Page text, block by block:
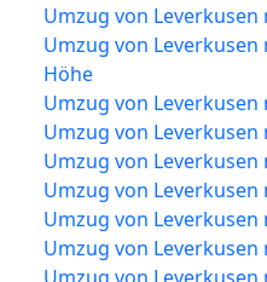
Umzug von
Umzug von
Höhe
Umzug von
Umzug von
Umzug von
Umzug von Leverkusen
Umzug von Leverkusen
Umzug von
Umzug von Leverkusen